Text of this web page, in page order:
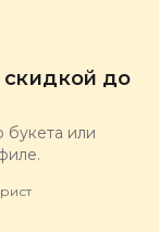
до
букета или